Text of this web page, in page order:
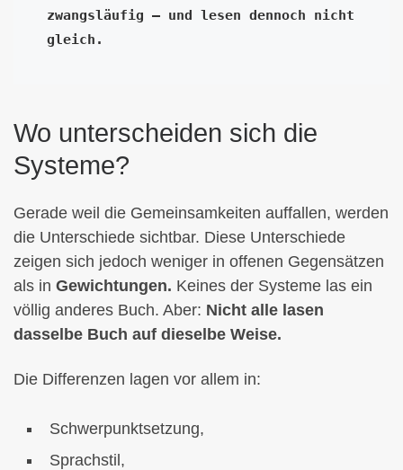
zwangsläufig — und lesen dennoch nicht
gleich.
Wo unterscheiden sich die
Systeme?
Gerade weil die Gemeinsamkeiten auffallen, werden
die Unterschiede sichtbar. Diese Unterschiede
zeigen sich jedoch weniger in offenen Gegensätzen
als in Gewichtungen. Keines der Systeme las ein
völlig anderes Buch. Aber: Nicht alle lasen
dasselbe Buch auf dieselbe Weise.
Die Differenzen lagen vor allem in:
Schwerpunktsetzung,
Sprachstil,